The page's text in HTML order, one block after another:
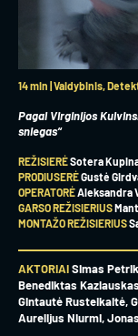
14 min | Vaidybinis,
Pagal Virginijos
sniegas“
REŽISIERĖSotera
PRODIUSERĖGustė
OPERATORĖAleksandra
GARSO REŽISIERIUS
MONTAŽO REŽISIERIUS
AKTORIAISimas
Benediktas
Gintautė Rusteikaitė,
Aurelijus Niurmi,